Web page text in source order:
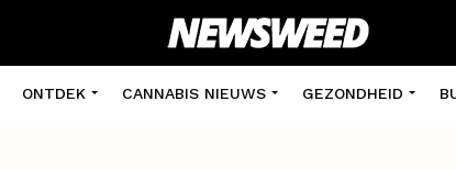
ONTDEK CANNABIS NIEUWS GEZONDHEID